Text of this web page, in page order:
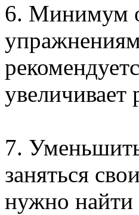
6. Минимум
увеличивает
7.
заняться
нужно найти